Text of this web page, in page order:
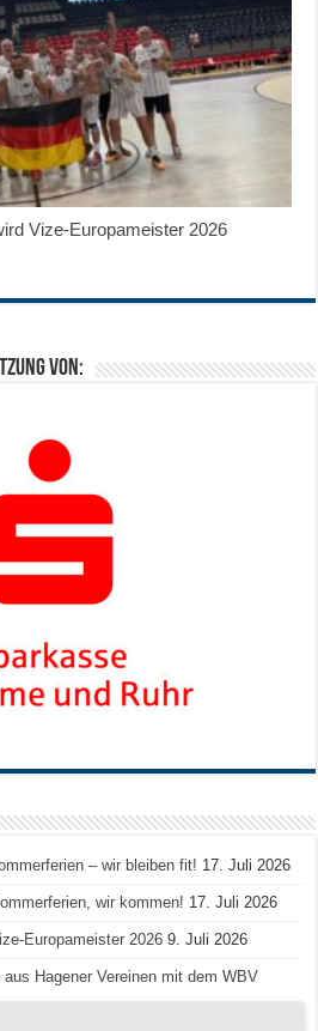
Vize-Europameister 2026
von:
– wir bleiben fit! 17. Juli 2026
wir kommen! 17. Juli 2026
Europameister 2026 9. Juli 2026
Hagener Vereinen mit dem WBV